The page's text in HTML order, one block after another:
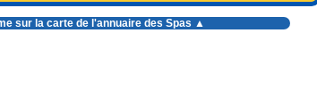
sur la carte de l'annuaire des Spas ▲